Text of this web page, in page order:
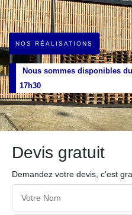
NOS RÉALISATIONS
Nous sommes disponibles
17h30
Devis gratuit
Demandez votre devis, c'est